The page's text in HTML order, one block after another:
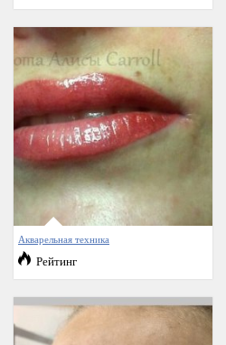
Акварельная техника
Рейтинг